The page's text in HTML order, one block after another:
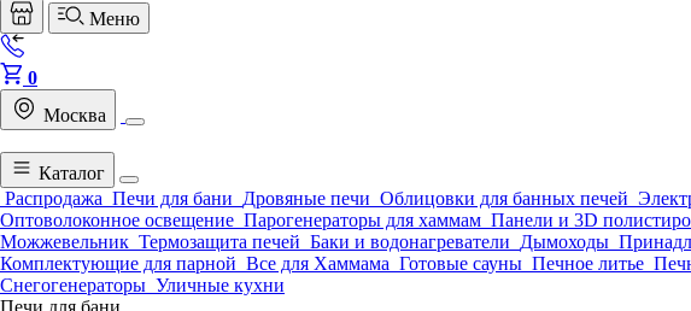
Меню
0
Москва
Каталог
Распродажа Печи для бани Дровяные печи Облицовки для банных печей
Оптоволоконное освещение Парогенераторы для хаммам Панели и 3D
Можжевельник Термозащита печей Баки и водонагреватели Дымоходы
Комплектующие для парной Все для Хаммама Готовые сауны Печное литье
Снегогенераторы Уличные кухни
Печи для бани